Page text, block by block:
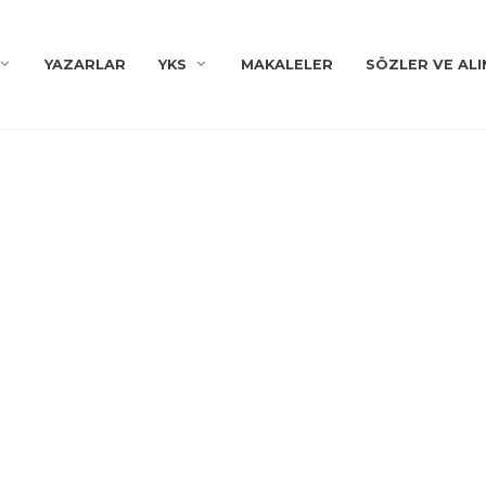
YAZARLAR YKS MAKALELER SÖZLER VE